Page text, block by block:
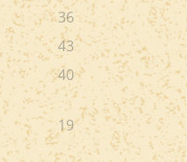
36
43
40
19